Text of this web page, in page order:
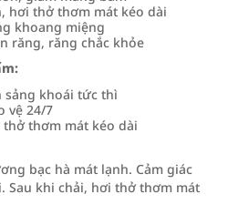
hơi thở thơm mát kéo dài
khoang miệng
răng, răng chắc khỏe
sảng khoái tức thì
vệ 24/7
thơm mát kéo dài
bạc hà mát lạnh. Cảm giác
Sau khi chải, hơi thở thơm mát